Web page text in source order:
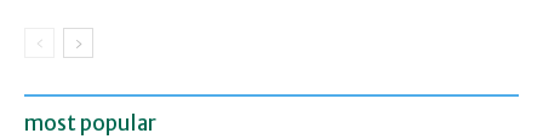
most popular